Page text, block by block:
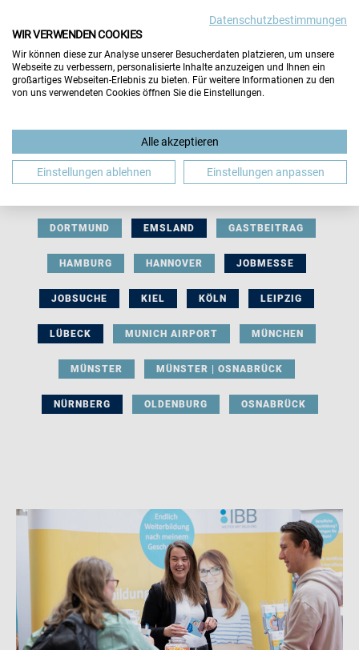
BERUFLICHE ORIENTIERUNG BEWERBUNG
DORTMUND EMSLAND GASTBEITRAG
HAMBURG HANNOVER JOBMESSE
JOBSUCHE KIEL KÖLN LEIPZIG
LÜBECK MUNICH AIRPORT MÜNCHEN
MÜNSTER MÜNSTER | OSNABRÜCK
NÜRNBERG OLDENBURG OSNABRÜCK
Datenschutzbestimmungen
WIR VERWENDEN COOKIES
Wir können diese zur Analyse unserer Besucherdaten platzieren, um unsere
Webseite zu verbessern, personalisierte Inhalte anzuzeigen und Ihnen ein
großartiges Webseiten-Erlebnis zu bieten. Für weitere Informationen zu den
von uns verwendeten Cookies öffnen Sie die Einstellungen.
Alle akzeptieren
Einstellungen ablehnen Einstellungen anpassen